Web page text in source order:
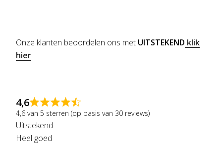
Onze klanten beoordelen ons met UITSTEKEND klik
hier
4,6
4,6 van 5 sterren (op basis van 30 reviews)
Uitstekend
Heel goed